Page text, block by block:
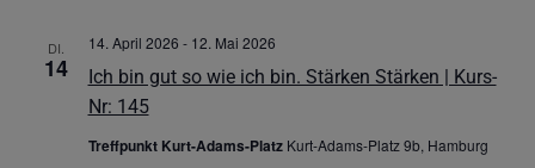
DI.
14
Ich bin gut so wie ich bin. Stärken Stärken | Kurs-
Nr: 145
14. April 2026 - 12. Mai 2026
Treffpunkt Kurt-Adams-Platz Kurt-Adams-Platz 9b, Hamburg